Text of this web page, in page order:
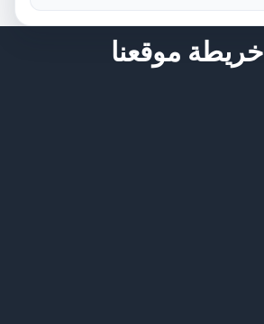
خريطة موقعنا